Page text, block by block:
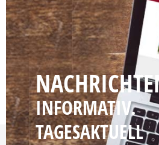
INFORMATIV.
TAGESAKTUELL